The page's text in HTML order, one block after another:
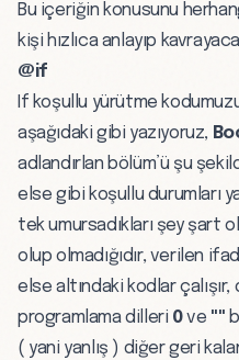
Bu içeriğin konusunu
kişi hızlıca anlayıp
@if
If koşullu yürütme
aşağıdaki gibi yazıyoruz,
adlandırlan bölüm’ü şu
else gibi koşullu durumları
tek umursadıkları şey şart
olup olmadığıdır, verilen
else altındaki kodlar
programlama dilleri 0ve ""
( yani yanlış ) diğer geri